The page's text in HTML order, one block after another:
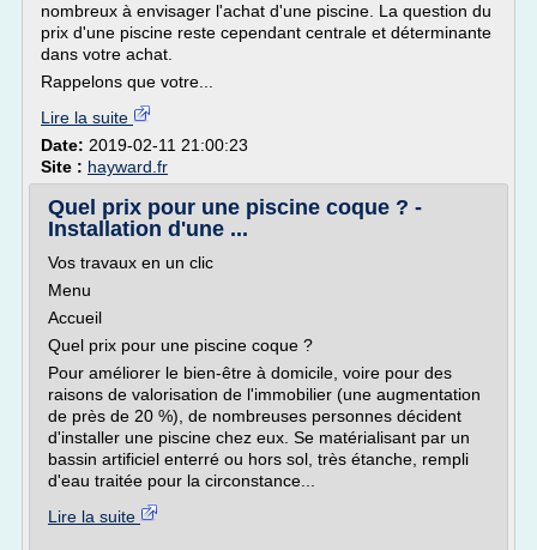
nombreux à envisager l'achat d'une piscine. La question du
prix d'une piscine reste cependant centrale et déterminante
dans votre achat.
Rappelons que votre...
Lire la suite
Date: 2019-02-11 21:00:23
Site : hayward.fr
Quel prix pour une piscine coque ? -
Installation d'une ...
Vos travaux en un clic
Menu
Accueil
Quel prix pour une piscine coque ?
Pour améliorer le bien-être à domicile, voire pour des
raisons de valorisation de l'immobilier (une augmentation
de près de 20 %), de nombreuses personnes décident
d'installer une piscine chez eux. Se matérialisant par un
bassin artificiel enterré ou hors sol, très étanche, rempli
d'eau traitée pour la circonstance...
Lire la suite